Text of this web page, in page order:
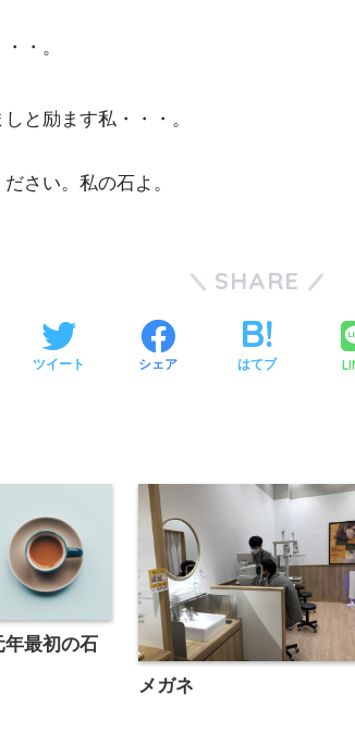
・。
しと励ます私・・・。
さい。私の石よ。
SHARE
ツイート シェア はてブ
年最初の石
メガネ